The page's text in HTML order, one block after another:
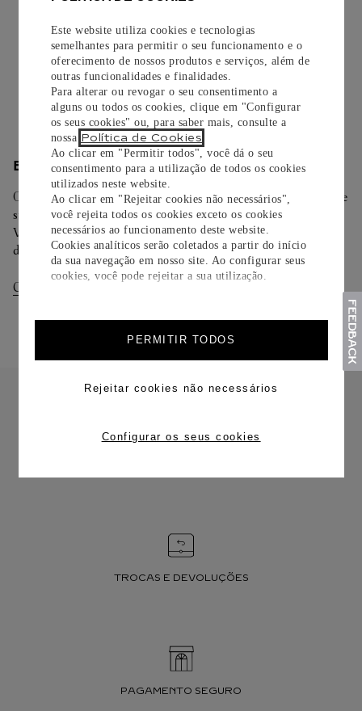
Este website utiliza cookies e tecnologias
semelhantes para permitir o seu funcionamento e o
oferecimento de nossos produtos e serviços, além de
outras funcionalidades e finalidades.
Para alterar ou revogar o seu consentimento a
alguns ou todos os cookies, clique em "Configurar
os seus cookies" ou, para saber mais, consulte a
nossa Política de Cookies
Ao clicar em "Permitir todos", você dá o seu
consentimento para a utilização de todos os cookies
utilizados neste website.
Ao clicar em "Rejeitar cookies não necessários",
você rejeita todos os cookies exceto os cookies
necessários ao funcionamento deste website.
Cookies analíticos serão coletados a partir do início
da sua navegação em nosso site. Ao configurar seus
cookies, você pode rejeitar a sua utilização.
PERMITIR TODOS
Rejeitar cookies não necessários
Configurar os seus cookies
cuidadosamente embrulhados para presente e oferecem a
opção de adicionar um cartão personalizado.
Saiba mais
ENTREGA/DEVOLUÇÃO
Oferecemos diferentes opções de entrega. Selecione o envio de
sua preferência na finalização de seu pedido.
Você pode trocar ou devolver sua criação Cartier em até 30
dias.
Consultar Entregas Consultar Devoluções
TROCAS E DEVOLUÇÕES
PAGAMENTO SEGURO